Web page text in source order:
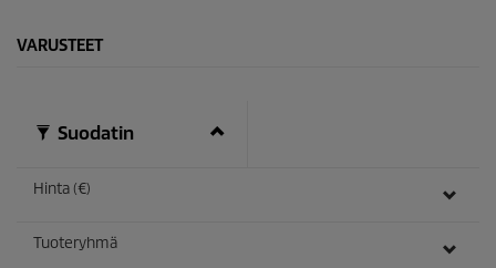
VARUSTEET
Suodatin
Hinta (€)
Tuoteryhmä